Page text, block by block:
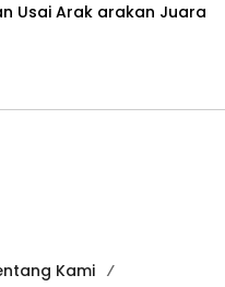
Usai Arak arakan Juara
Kami